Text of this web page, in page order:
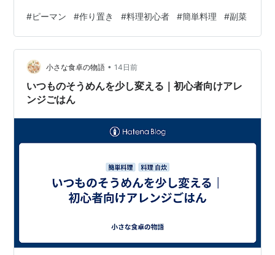
す。包丁を急いで動かさず、平らな面を下にして安定さ
せます。 耐熱容器へ入れて加熱するか、フライパンでさ
っと炒めます。初めてなら、ツナとしょうゆ、塩昆布と
ごま油など、材料の少ない組み合わせが扱いやすくなり
ます。 味付けは少しずつ ツナや塩昆布には塩気があるた
め、追加のしょうゆや塩は控えめにします。最…
#ピーマン #作り置き #料理初心者 #簡単料理 #副菜
小さな食卓の物語 • 14日前
いつものそうめんを少し変える｜初心者向けアレ
ンジごはん